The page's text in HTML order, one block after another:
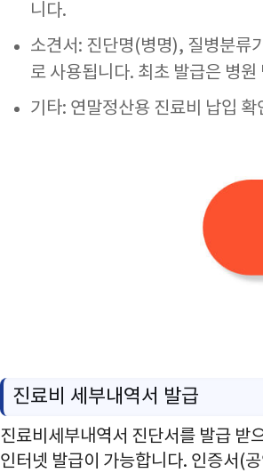
니다.
소견서: 진단명(병명), 질병분류
로 사용됩니다. 최초 발급은 병
기타: 연말정산용 진료비 납입
진료비 세부내역서 발급
진료비세부내역서 진단서를 발급 받
인터넷 발급이 가능합니다. 인증서(